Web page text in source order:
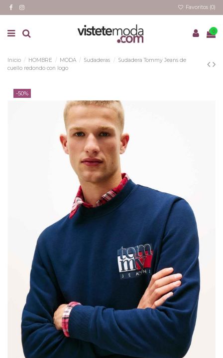
Favoritos (0)
0
Inicio HOMBRE MODA Sudaderas
Sudadera Tommy Jeans de
cuello redondo con logo
-50%